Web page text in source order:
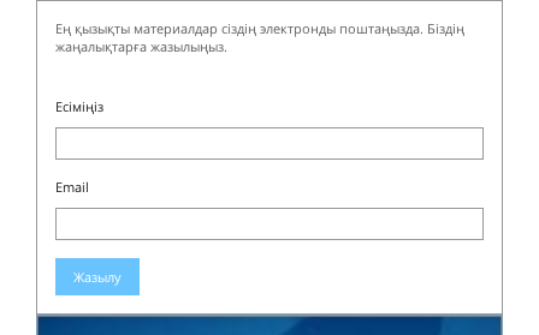
Ең қызықты материалдар сіздің электронды поштаңызда. Біздің
жаңалықтарға жазылыңыз.
Есіміңіз
Email
Жазылу